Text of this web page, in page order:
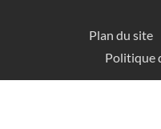
Plan du site
Politique